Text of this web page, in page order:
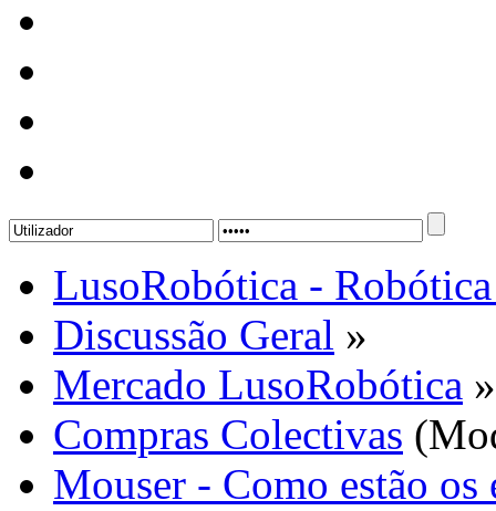
LusoRobótica -
Discussão Geral »
Mercado LusoRobótica »
Compras Colectivas
Mouser - Como estão os